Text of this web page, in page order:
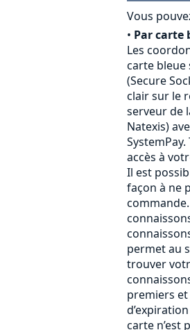
Vous
• Par carte
Les
carte bleue
(Secure
clair sur le
serveur de
Natexis)
accès à
Il est
façon à ne
permet au
trouver
premiers
carte n’est